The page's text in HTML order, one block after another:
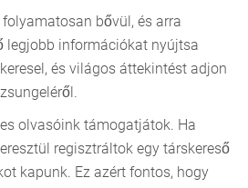
bővül, és arra
legjobb információkat nyújtsa
és világos áttekintést adjon
olvasóink támogatjátok. Ha
regisztráltok egy társkereső
kapunk. Ez azért fontos, hogy